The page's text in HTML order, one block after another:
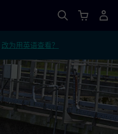
改为用英语查看？